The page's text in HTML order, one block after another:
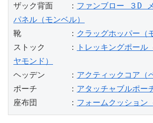
ザック背面　　： ファンブロー ３D
パネル（モンベル）
靴　　　　　　： クラッグホッパー（
ストック　　　：
トレッキングポール
ヤモンド）
ヘッデン　　　： アクティックコア（
ポーチ　　　　： アタッチャブルポー
座布団　　　　： フォームクッション